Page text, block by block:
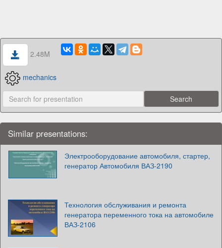
2.48M
mechanics
Similar presentations:
Электрооборудование автомобиля, стартер,
генератор Автомобиля ВАЗ-2190
Технология обслуживания и ремонта
генератора переменного тока на автомобиле
ВАЗ-2106